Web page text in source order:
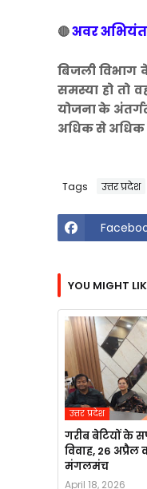
🔴अवर
बिजली विभाग
समस्या हो तो
योजना के
अधिक से अधिक
Tags उत्तर प्रदेश
YOU MIGHT
उत्तर प्रदेश
गरीब बेटियों के
विवाह, 26 अप्रैल
मंगलमंच
April 18, 2026